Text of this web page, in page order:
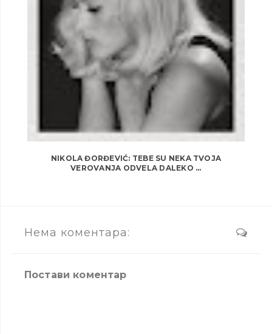
NIKOLA ĐORĐEVIĆ: TEBE SU NEKA TVOJA
VEROVANJA ODVELA DALEKO ...
Нема коментара:
Постави коментар